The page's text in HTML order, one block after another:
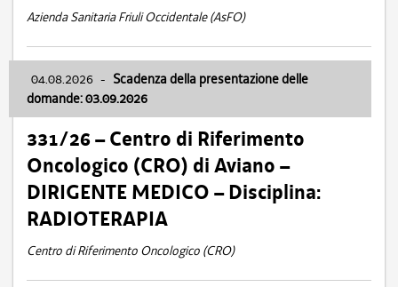
Azienda Sanitaria Friuli Occidentale (AsFO)
04.08.2026 - Scadenza della presentazione delle
domande: 03.09.2026
331/26 – Centro di Riferimento
Oncologico (CRO) di Aviano –
DIRIGENTE MEDICO – Disciplina:
RADIOTERAPIA
Centro di Riferimento Oncologico (CRO)